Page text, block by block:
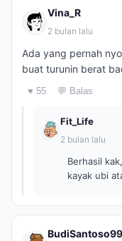
Vina_R
2 bulan lalu
Ada yang pernah
buat turunin berat
♥ 55 💬 Balas
Fit_Life
2 bulan lalu
Berhasil
kayak ubi
BudiSantoso99